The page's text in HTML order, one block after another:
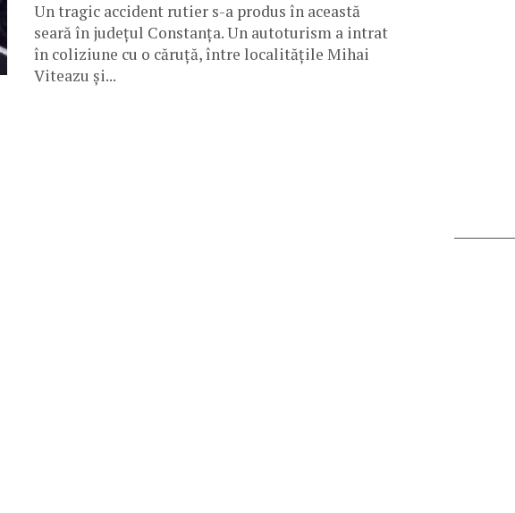
Un tragic accident rutier s-a produs în această
seară în județul Constanța. Un autoturism a intrat
în coliziune cu o căruță, între localitățile Mihai
Viteazu și...